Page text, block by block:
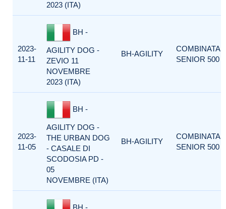
2023 (ITA)
2023-
11-11
BH -
AGILITY DOG -
ZEVIO 11
NOVEMBRE
2023 (ITA)
BH-AGILITY
COMBINATA
SENIOR 500
2023-
11-05
BH -
AGILITY DOG -
THE URBAN DOG
- CASALE DI
SCODOSIA PD -
05
NOVEMBRE (ITA)
BH-AGILITY
COMBINATA
SENIOR 500
BH -